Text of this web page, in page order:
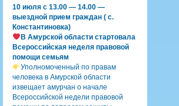
10 июля с 13.00 — 14.00 —
выездной прием граждан ( с.
Константиновка)
В Амурской области стартовала
Всероссийская неделя правовой
помощи семьям
Уполномоченный по правам
человека в Амурской области
извещает амурчан о начале
Всероссийской недели правовой